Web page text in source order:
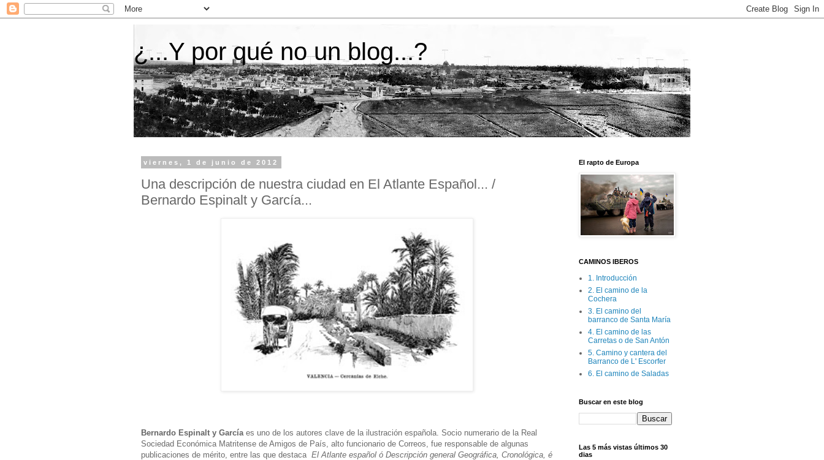
¿...Y por qué no un blog...?
viernes, 1 de junio de 2012
Una descripción de nuestra ciudad en El Atlante Español... /
Bernardo Espinalt y García...
Bernardo Espinalt y García es uno de los autores clave de la ilustración española. Socio numerario de la Real
Sociedad Económica Matritense de Amigos de País, alto funcionario de Correos, fue responsable de algunas
publicaciones de mérito, entre las que destaca El Atlante español ó Descripción general Geográfica, Cronológica, é
El rapto de Europa
CAMINOS IBEROS
1. Introducción
2. El camino de la
Cochera
3. El camino del
barranco de Santa María
4. El camino de las
Carretas o de San Antón
5. Camino y cantera del
Barranco de L' Escorfer
6. El camino de Saladas
Buscar en este blog
Las 5 más vistas últimos 30
dias